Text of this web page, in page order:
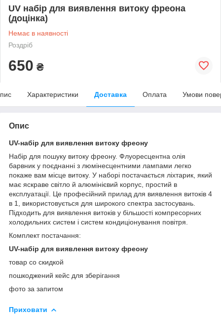
UV набір для виявлення витоку фреона
(доцінка)
Немає в наявності
Роздріб
650 ₴
Характеристики Доставка Оплата Умови
Опис
UV-набір для виявлення витоку фреону
Набір для пошуку витоку фреону. Флуоресцентна олія
барвник у поєднанні з люмінесцентними лампами легко
покаже вам місце витоку. У наборі постачається ліхтарик, який
має яскраве світло й алюмінієвий корпус, простий в
експлуатації. Це професійний прилад для виявлення витоків 4
в 1, використовується для широкого спектра застосувань.
Підходить для виявлення витоків у більшості компресорних
холодильних систем і систем кондиціонування повітря.
Комплект постачання:
UV-набір для виявлення витоку фреону
товар со скидкой
пошкоджений кейс для зберігання
фото за запитом
Приховати